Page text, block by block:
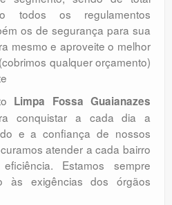
todos os regulamentos
os de segurança para sua
mesmo e aproveite o melhor
qualquer orçamento)
Limpa Fossa Guaianazes
conquistar a cada dia a
e a confiança de nossos
atender a cada bairro
Estamos sempre
às exigências dos órgãos